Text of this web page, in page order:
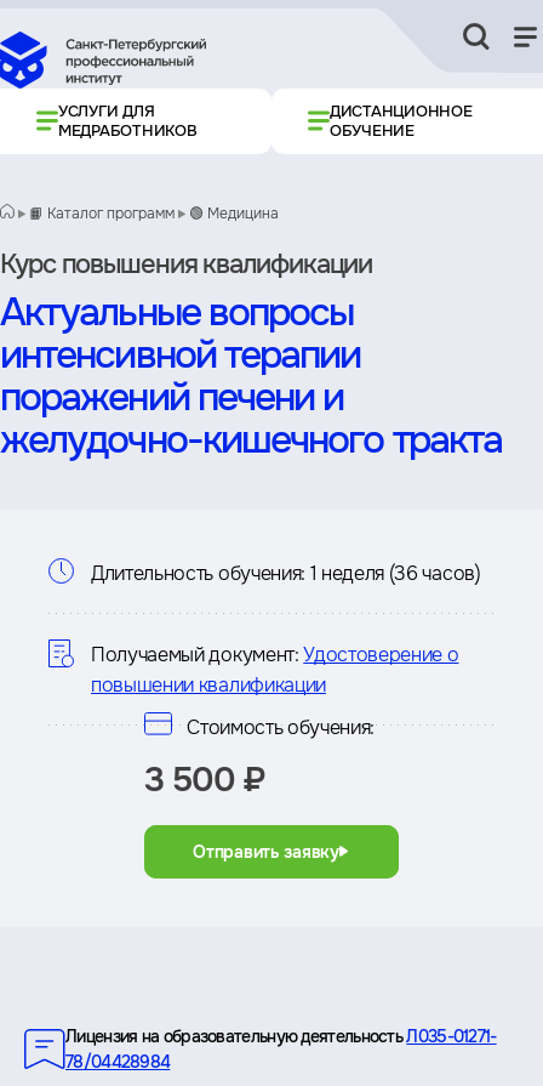
УСЛУГИ ДЛЯ
МЕДРАБОТНИКОВ
ДИСТАНЦИОННОЕ
ОБУЧЕНИЕ
📙 Каталог программ 🟢 Медицина
Курс повышения квалификации
Актуальные вопросы
интенсивной терапии
поражений печени и
желудочно-кишечного тракта
Информация
о
курсе
Длительность обучения: 1 неделя (36 часов)
Получаемый документ: Удостоверение о
повышении квалификации
Стоимость обучения:
3 500 ₽
Отправить заявку
Лицензия на образовательную деятельностьЛ035-01271-
78/04428984